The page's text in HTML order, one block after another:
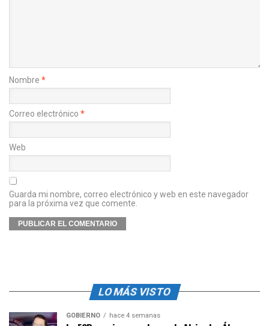
Nombre *
Correo electrónico *
Web
Guarda mi nombre, correo electrónico y web en este navegador
para la próxima vez que comente.
LO MÁS VISTO
GOBIERNO hace 4 semanas